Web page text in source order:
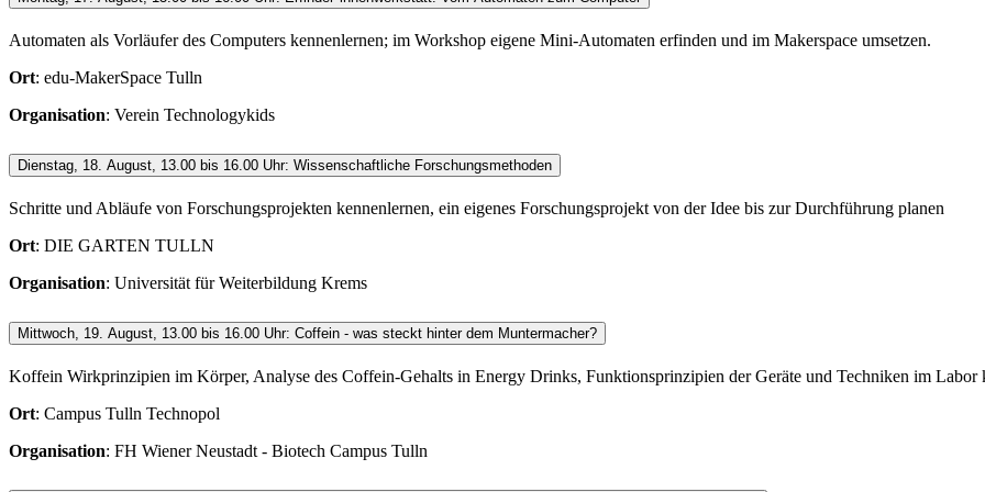
Automaten als Vorläufer des Computers kennenlernen; im Workshop eigene Mini-Automaten erfinden und im Makerspace umsetzen.
Ort: edu-MakerSpace Tulln
Organisation: Verein Technologykids
Dienstag, 18. August, 13.00 bis 16.00 Uhr: Wissenschaftliche Forschungsmethoden
Schritte und Abläufe von Forschungsprojekten kennenlernen, ein eigenes Forschungsprojekt von der Idee bis zur Durchführung planen
Ort: DIE GARTEN TULLN
Organisation: Universität für Weiterbildung Krems
Mittwoch, 19. August, 13.00 bis 16.00 Uhr: Coffein - was steckt hinter dem Muntermacher?
Koffein Wirkprinzipien im Körper, Analyse des Coffein-Gehalts in Energy Drinks, Funktionsprinzipien der Geräte und Techniken im Labor
Ort: Campus Tulln Technopol
Organisation: FH Wiener Neustadt - Biotech Campus Tulln